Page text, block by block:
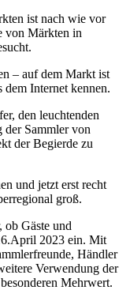
ist nach wie vor
von Märkten in
– auf dem Markt ist
Internet kennen.
den leuchtenden
Sammler von
der Begierde zu
und jetzt erst recht
groß.
Gäste und
2023 ein. Mit
Händler
Verwendung der
Mehrwert.